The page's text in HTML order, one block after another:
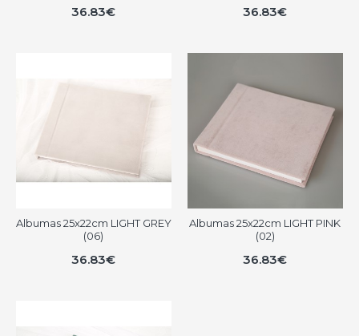
36.83€ 36.83€
Albumas 25x22cm LIGHT GREY
(06)
36.83€
Albumas 25x22cm LIGHT PINK
(02)
36.83€